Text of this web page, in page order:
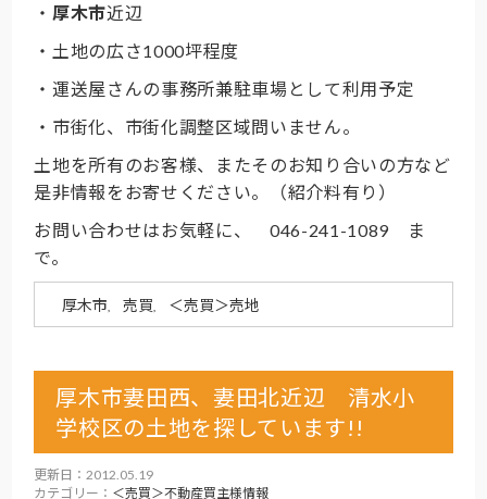
・ 厚木市近辺
・土地の広さ1000坪程度
・運送屋さんの事務所兼駐車場として利用予定
・市街化、市街化調整区域問いません。
土地を所有のお客様、またそのお知り合いの方など
是非情報をお寄せください。（紹介料有り）
お問い合わせはお気軽に、 046-241-1089 ま
で。
厚木市 売買 ＜売買＞売地
厚木市妻田西、妻田北近辺 清水小
学校区の土地を探しています!!
更新日：2012.05.19
カテゴリー： ＜売買＞不動産買主様情報